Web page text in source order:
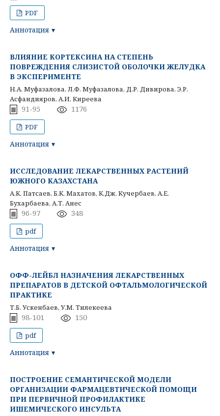
PDF
Аннотация
ВЛИЯНИЕ КОРТЕКСИНА НА СТЕПЕНЬ
ПОВРЕЖДЕНИЯ СЛИЗИСТОЙ ОБОЛОЧКИ ЖЕЛУДКА
В ЭКСПЕРИМЕНТЕ
Н.А. Муфазалова, Л.Ф. Муфазалова, Д.Р. Дивирова, Э.Р.
Асфандияров, А.И. Киреева
91-95 1176
PDF
Аннотация
ИССЛЕДОВАНИЕ ЛЕКАРСТВЕННЫХ РАСТЕНИЙ
ЮЖНОГО КАЗАХСТАНА
А.К. Патсаев, Б.К. Махатов, К.Дж. Кучербаев, А.Е.
Бухарбаева, А.Т. Анес
96-97 348
pdf
Аннотация
ОФФ-ЛЕЙБЛ НАЗНАЧЕНИЯ ЛЕКАРСТВЕННЫХ
ПРЕПАРАТОВ В ДЕТСКОЙ ОФТАЛЬМОЛОГИЧЕСКОЙ
ПРАКТИКЕ
Т.Б. Ускенбаев, У.М. Тилекеева
98-101 150
pdf
Аннотация
ПОСТРОЕНИЕ СЕМАНТИЧЕСКОЙ МОДЕЛИ
ОРГАНИЗАЦИИ ФАРМАЦЕВТИЧЕСКОЙ ПОМОЩИ
ПРИ ПЕРВИЧНОЙ ПРОФИЛАКТИКЕ
ИШЕМИЧЕСКОГО ИНСУЛЬТА